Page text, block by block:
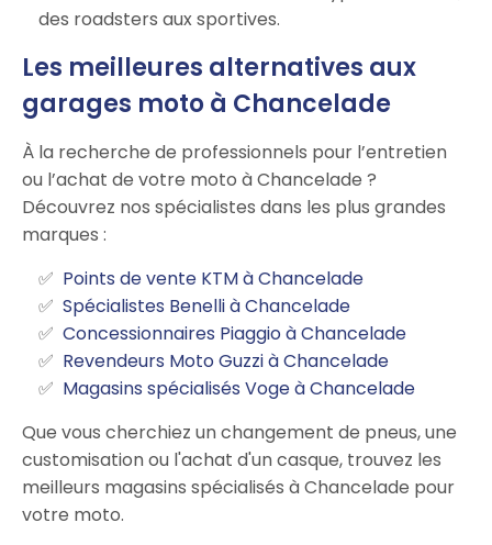
des roadsters aux sportives.
Les meilleures alternatives aux
garages moto à Chancelade
À la recherche de professionnels pour l’entretien
ou l’achat de votre moto à Chancelade ?
Découvrez nos spécialistes dans les plus grandes
marques :
Points de vente KTM à Chancelade
Spécialistes Benelli à Chancelade
Concessionnaires Piaggio à Chancelade
Revendeurs Moto Guzzi à Chancelade
Magasins spécialisés Voge à Chancelade
Que vous cherchiez un changement de pneus, une
customisation ou l'achat d'un casque, trouvez les
meilleurs magasins spécialisés à Chancelade pour
votre moto.